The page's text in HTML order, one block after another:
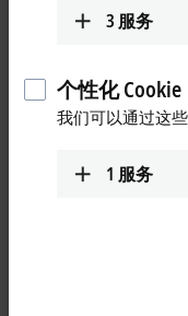
在使用耦合模块时，
块后，就完全无需使
少了设备的占地面积
热所需的空调系统。
AMP8620 模块直接连
件，如用于集成直流
3 服务
个性化 Cookie
我们可以通过这些
1 服务